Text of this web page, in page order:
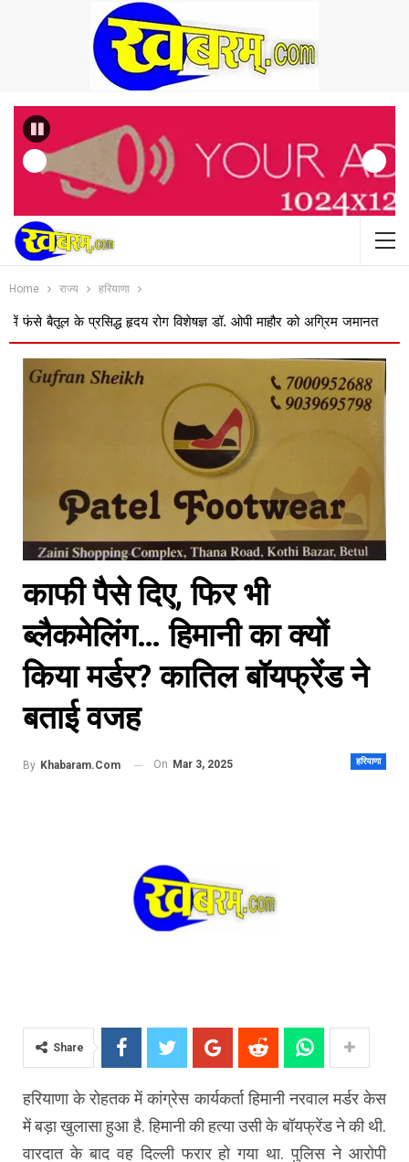
Previous
Home राज्य हरियाणा
हृदय रोग विशेषज्ञ डॉ. ओपी माहौर को अग्रिम जमानत बस ऑपरेटरों
काफी पैसे दिए, फिर भी
ब्लैकमेलिंग… हिमानी का क्यों
किया मर्डर? कातिल बॉयफ्रेंड ने
बताई वजह
हरियाणा
By Khabaram.Com On Mar 3, 2025
Share
हरियाणा के रोहतक में कांग्रेस कार्यकर्ता हिमानी नरवाल मर्डर केस
में बड़ा खुलासा हुआ है. हिमानी की हत्या उसी के बॉयफ्रेंड ने की थी.
वारदात के बाद वह दिल्ली फरार हो गया था. पुलिस ने आरोपी